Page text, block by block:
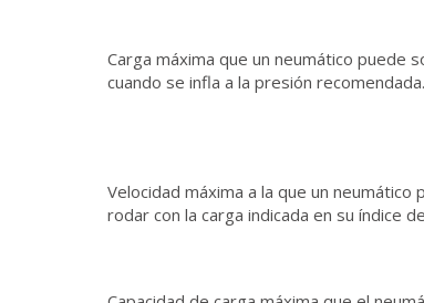
Carga máxima que un neumático puede
cuando se infla a la presión recomendada.
Velocidad máxima a la que un neumático
rodar con la carga indicada en su índice